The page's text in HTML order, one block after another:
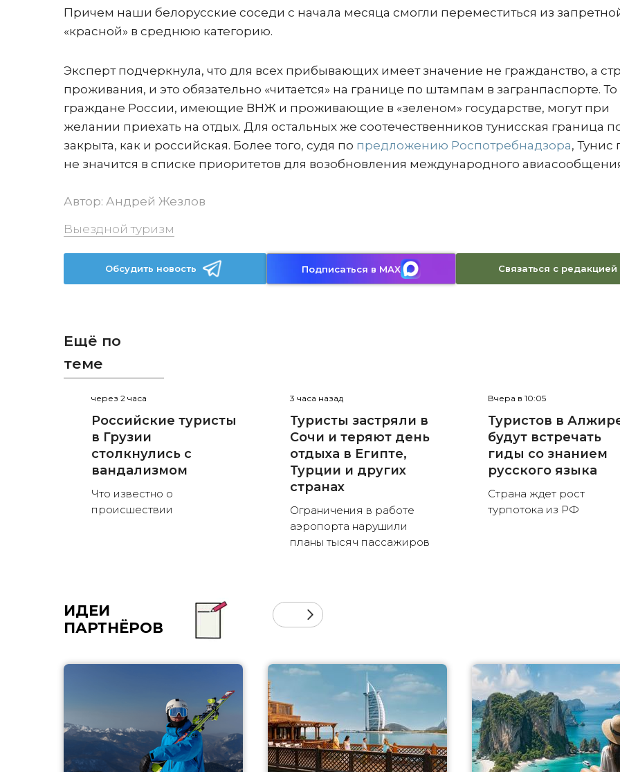
Причем наши белорусские соседи с начала месяца смогли переместиться из
«красной» в среднюю категорию.
Эксперт подчеркнула, что для всех прибывающих имеет значение не гражданство, а
проживания, и это обязательно «читается» на границе по штампам в загранпаспорте. То
граждане России, имеющие ВНЖ и проживающие в «зеленом» государстве, могут при
желании приехать на отдых. Для остальных же соотечественников тунисская граница
закрыта, как и российская. Более того, судя по предложению Роспотребнадзора, Тунис
не значится в списке приоритетов для возобновления международного
Автор: Андрей Жезлов
Выездной туризм
Обсудить новость Подписаться в MAX Связаться с редакцией
Ещё по
теме
через 2 часа
Российские туристы
в Грузии
столкнулись с
вандализмом
Что известно о
происшествии
3 часа назад
Туристы застряли в
Сочи и теряют день
отдыха в Египте,
Турции и других
странах
Ограничения в работе
аэропорта нарушили
планы тысяч пассажиров
Вчера в 10:05
Туристов в
будут встречать
гиды со знанием
русского языка
Страна ждет рост
турпотока из РФ
ИДЕИ
ПАРТНЁРОВ